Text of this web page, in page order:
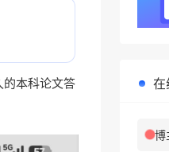
本科论文答 在
博